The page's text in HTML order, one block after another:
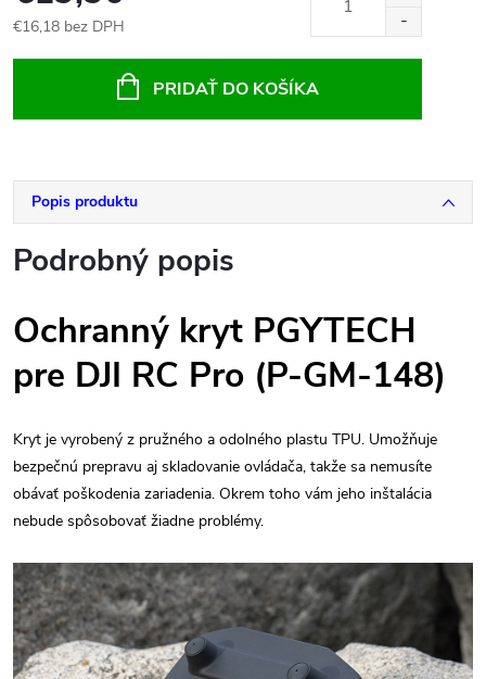
€16,18 bez DPH
PRIDAŤ DO KOŠÍKA
Popis produktu
Podrobný popis
Ochranný kryt PGYTECH
pre DJI RC Pro (P-GM-148)
Kryt je vyrobený z pružného a odolného plastu TPU. Umožňuje
bezpečnú prepravu aj skladovanie ovládača, takže sa nemusíte
obávať poškodenia zariadenia. Okrem toho vám jeho inštalácia
nebude spôsobovať žiadne problémy.